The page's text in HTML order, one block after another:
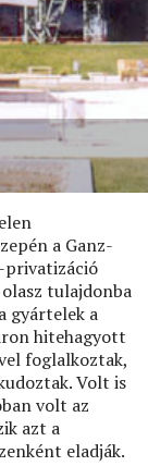
a Ganz-
privatizáció
tulajdonba
gyártelek a
hitehagyott
foglalkoztak,
Volt is
volt az
azt a
eladják.